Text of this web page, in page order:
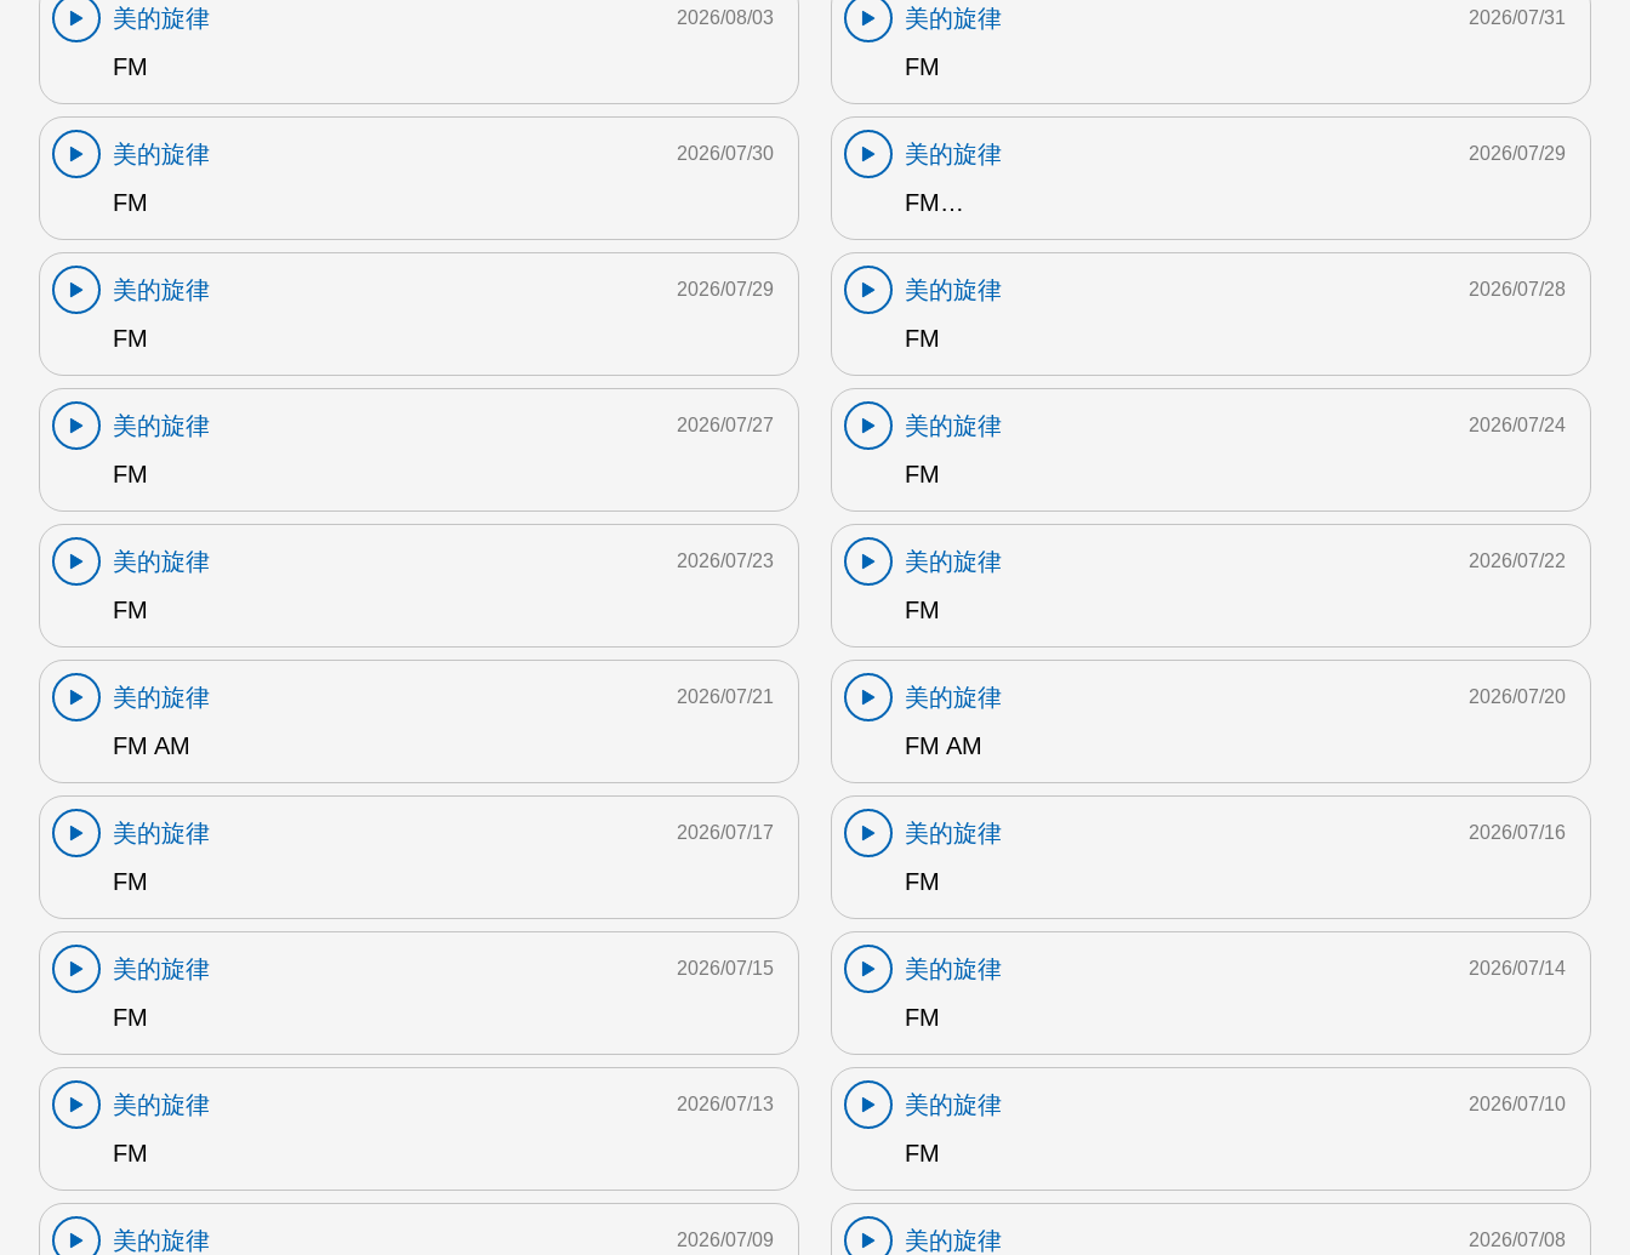
美的旋律
FM
2026/08/03
美的旋律
FM
2026/07/31
美的旋律
FM
2026/07/30
美的旋律
FM…
2026/07/29
美的旋律
FM
2026/07/29
美的旋律
FM
2026/07/28
美的旋律
FM
2026/07/27
美的旋律
FM
2026/07/24
美的旋律
FM
2026/07/23
美的旋律
FM
2026/07/22
美的旋律
FM AM
2026/07/21
美的旋律
FM AM
2026/07/20
美的旋律
FM
2026/07/17
美的旋律
FM
2026/07/16
美的旋律
FM
2026/07/15
美的旋律
FM
2026/07/14
美的旋律
FM
2026/07/13
美的旋律
FM
2026/07/10
美的旋律
2026/07/09
美的旋律
2026/07/08